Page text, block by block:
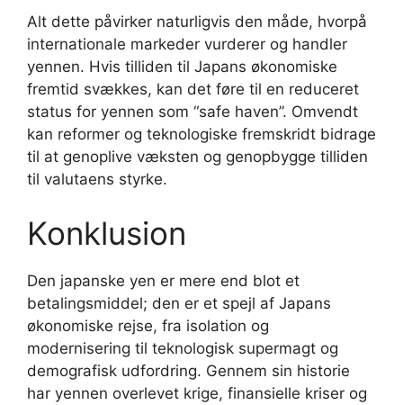
Alt dette påvirker naturligvis den måde, hvorpå
internationale markeder vurderer og handler
yennen. Hvis tilliden til Japans økonomiske
fremtid svækkes, kan det føre til en reduceret
status for yennen som “safe haven”. Omvendt
kan reformer og teknologiske fremskridt bidrage
til at genoplive væksten og genopbygge tilliden
til valutaens styrke.
Konklusion
Den japanske yen er mere end blot et
betalingsmiddel; den er et spejl af Japans
økonomiske rejse, fra isolation og
modernisering til teknologisk supermagt og
demografisk udfordring. Gennem sin historie
har yennen overlevet krige, finansielle kriser og